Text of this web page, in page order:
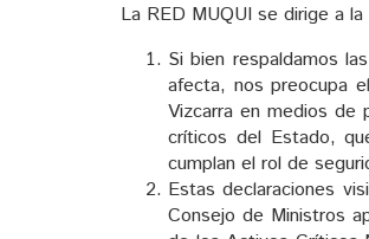
La RED MUQUI se dirige a
Si bien respaldamos
afecta, nos preocupa
Vizcarra en medios de
críticos del Estado,
cumplan el rol de
Estas declaraciones
Consejo de Ministros